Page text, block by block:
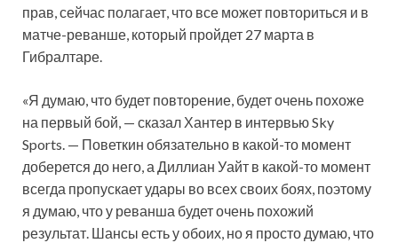
прав, сейчас полагает, что все может повториться и в
матче-реванше, который пройдет 27 марта в
Гибралтаре.
«Я думаю, что будет повторение, будет очень похоже
на первый бой, — сказал Хантер в интервью Sky
Sports. — Поветкин обязательно в какой-то момент
доберется до него, а Диллиан Уайт в какой-то момент
всегда пропускает удары во всех своих боях, поэтому
я думаю, что у реванша будет очень похожий
результат. Шансы есть у обоих, но я просто думаю, что